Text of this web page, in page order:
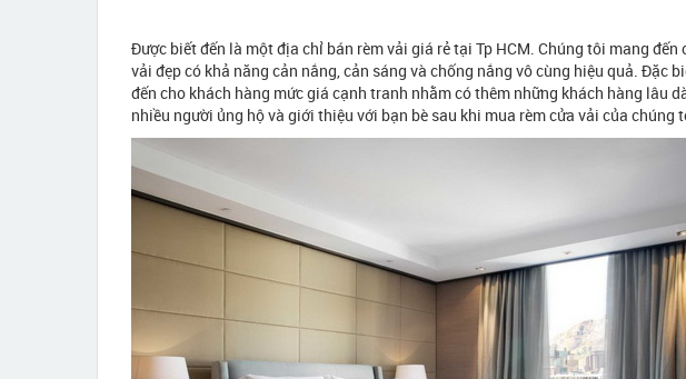
Được biết đến là một địa chỉ bán rèm vải giá rẻ tại Tp HCM. Chúng tôi mang
vải đẹp có khả năng cản nắng, cản sáng và chống nắng vô cùng hiệu quả. Đặc
đến cho khách hàng mức giá cạnh tranh nhằm có thêm những khách hàng lâu
nhiều người ủng hộ và giới thiệu với bạn bè sau khi mua rèm cửa vải của chúng